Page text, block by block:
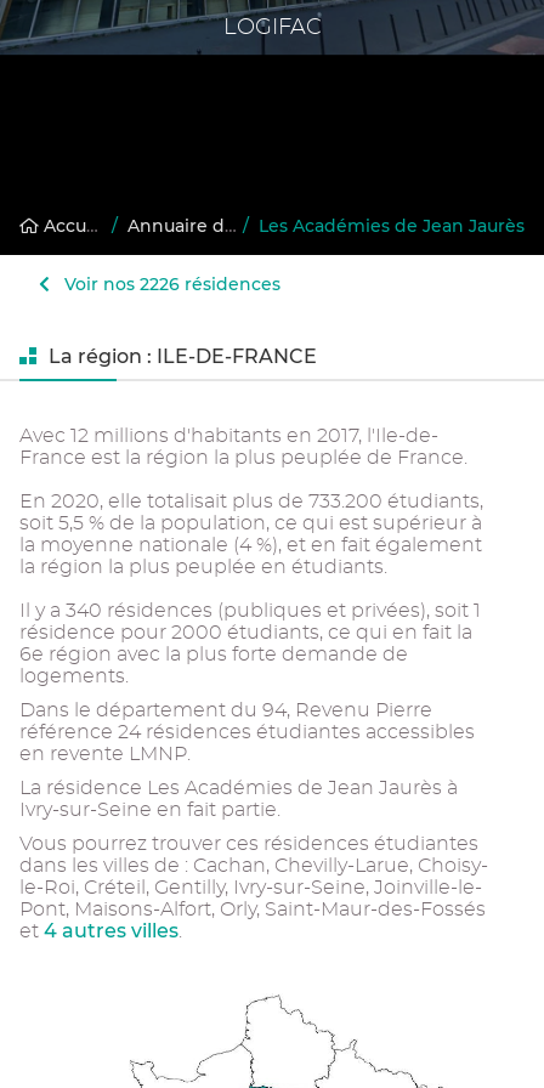
LOGIFAC
Accueil / Annuaire des résidences gérées / Les Académies de Jean Jaurès
Voir nos 2226 résidences
La région : ILE-DE-FRANCE
Avec 12 millions d'habitants en 2017, l'Ile-de-
France est la région la plus peuplée de France.
En 2020, elle totalisait plus de 733.200 étudiants,
soit 5,5 % de la population, ce qui est supérieur à
la moyenne nationale (4 %), et en fait également
la région la plus peuplée en étudiants.
Il y a 340 résidences (publiques et privées), soit 1
résidence pour 2000 étudiants, ce qui en fait la
6e région avec la plus forte demande de
logements.
Dans le département du 94, Revenu Pierre
référence 24 résidences étudiantes accessibles
en revente LMNP.
La résidence Les Académies de Jean Jaurès à
Ivry-sur-Seine en fait partie.
Vous pourrez trouver ces résidences étudiantes
dans les villes de : Cachan, Chevilly-Larue, Choisy-
le-Roi, Créteil, Gentilly, Ivry-sur-Seine, Joinville-le-
Pont, Maisons-Alfort, Orly, Saint-Maur-des-Fossés
et 4 autres villes